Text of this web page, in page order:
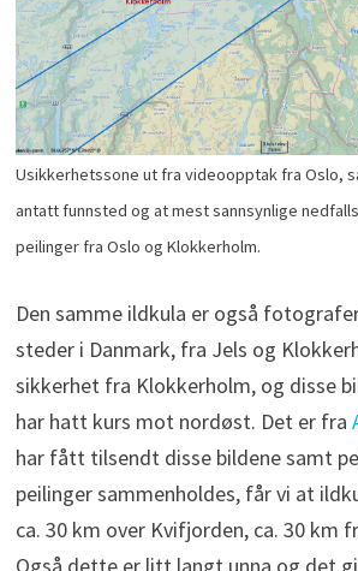
Usikkerhetssone ut fra videoopptak fra Oslo,
antatt funnsted og at mest sannsynlige
peilinger fra Oslo og Klokkerholm.
Den samme ildkula er også
steder i Danmark, fra Jels og
sikkerhet fra Klokkerholm, og disse
har hatt kurs mot nordøst. Det er fra
har fått tilsendt disse bildene samt
peilinger sammenholdes, får vi at
ca. 30 km over Kvifjorden, ca. 30 km